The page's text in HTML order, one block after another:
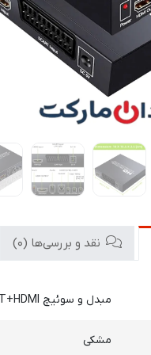
نقد و بررسی‌ها (0)
مبدل و سوئیچ SCART+HDMI به HDMI HD مشکی 1080P/720P
مشکی